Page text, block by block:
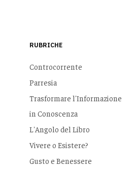
RUBRICHE
Controcorrente
Parresia
Trasformare l'Informazione
in Conoscenza
L'Angolo del Libro
Vivere o Esistere?
Gusto e Benessere